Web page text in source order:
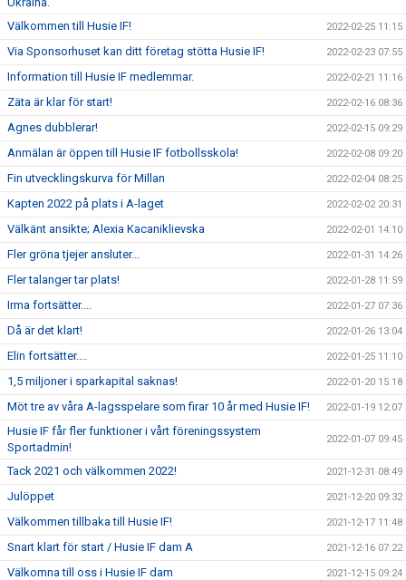
Välkommen till Husie IF!
2022-02-25 11:15
Via Sponsorhuset kan ditt företag stötta Husie IF! 2022-02-23 07:55
Information till Husie IF medlemmar. 2022-02-21 11:16
Zäta är klar för start! 2022-02-16 08:36
Agnes dubblerar! 2022-02-15 09:29
Anmälan är öppen till Husie IF fotbollsskola! 2022-02-08 09:20
Fin utvecklingskurva för Millan 2022-02-04 08:25
Kapten 2022 på plats i A-laget 2022-02-02 20:31
Välkänt ansikte; Alexia Kacaniklievska 2022-02-01 14:10
Fler gröna tjejer ansluter... 2022-01-31 14:26
Fler talanger tar plats! 2022-01-28 11:59
Irma fortsätter.... 2022-01-27 07:36
Då är det klart! 2022-01-26 13:04
Elin fortsätter.... 2022-01-25 11:10
1,5 miljoner i sparkapital saknas! 2022-01-20 15:18
Möt tre av våra A-lagsspelare som firar 10 år med Husie IF! 2022-01-19 12:07
Husie IF får fler funktioner i vårt föreningssystem
Sportadmin!
2022-01-07 09:45
Tack 2021 och välkommen 2022! 2021-12-31 08:49
Julöppet 2021-12-20 09:32
Välkommen tillbaka till Husie IF! 2021-12-17 11:48
Snart klart för start / Husie IF dam A 2021-12-16 07:22
Välkomna till oss i Husie IF dam 2021-12-15 09:24